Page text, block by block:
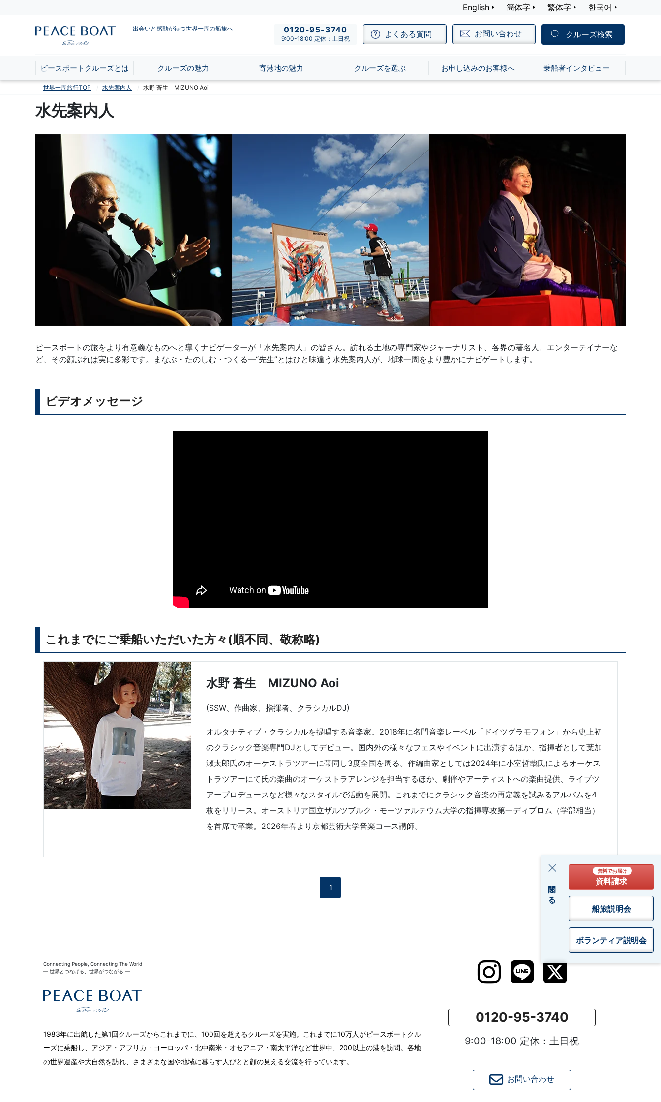
English 簡体字 繁体字 한국어
出会いと感動が待つ世界一周の船旅へ 0120-95-3740
9:00-18:00 定休：土日祝 よくある質問 お問い合わせ クルーズ検索
ピースボートクルーズとは クルーズの魅力 寄港地の魅力 クルーズを選ぶ お申し込みのお客様へ 乗船者インタビュー
閉じる
無料でお届け
資料請求
船旅説明会
ボランティア説明会
世界一周旅行TOP 水先案内人 水野 蒼生 MIZUNO Aoi
水先案内人
ピースボートの旅をより有意義なものへと導くナビゲーターが「水先案内人」の皆さん。訪れる土地の専門家やジャーナリスト、各界の著名人、エンターテイナーな
ど、その顔ぶれは実に多彩です。まなぶ・たのしむ・つくる━“先生”とはひと味違う水先案内人が、地球一周をより豊かにナビゲートします。
ビデオメッセージ
これまでにご乗船いただいた方々(順不同、敬称略)
水野 蒼生 MIZUNO Aoi
(SSW、作曲家、指揮者、クラシカルDJ)
オルタナティブ・クラシカルを提唱する音楽家。2018年に名門音楽レーベル「ドイツグラモフォン」から史上初
のクラシック音楽専門DJとしてデビュー。国内外の様々なフェスやイベントに出演するほか、指揮者として葉加
瀬太郎氏のオーケストラツアーに帯同し3度全国を周る。作編曲家としては2024年に小室哲哉氏によるオーケス
トラツアーにて氏の楽曲のオーケストラアレンジを担当するほか、劇伴やアーティストへの楽曲提供、ライブツ
アープロデュースなど様々なスタイルで活動を展開。これまでにクラシック音楽の再定義を試みるアルバムを4
枚をリリース。オーストリア国立ザルツブルク・モーツァルテウム大学の指揮専攻第一ディプロム（学部相当）
を首席で卒業。2026年春より京都芸術大学音楽コース講師。
1
0120-95-3740
9:00-18:00 定休：土日祝
お問い合わせ
Connecting People, Connecting The World
― 世界とつなげる、世界がつながる ―
1983年に出航した第1回クルーズからこれまでに、100回を超えるクルーズを実施。これまでに10万人がピースボートクル
ーズに乗船し、アジア・アフリカ・ヨーロッパ・北中南米・オセアニア・南太平洋など世界中、200以上の港を訪問。各地
の世界遺産や大自然を訪れ、さまざまな国や地域に暮らす人びとと顔の見える交流を行っています。